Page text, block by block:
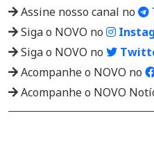
Assine nosso canal no
Siga o NOVO no
Siga o NOVO no
Acompanhe o NOVO no
Acompanhe o NOVO